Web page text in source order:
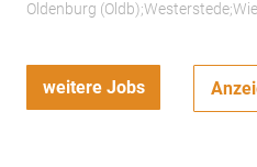
Oldenburg
weitere Jobs